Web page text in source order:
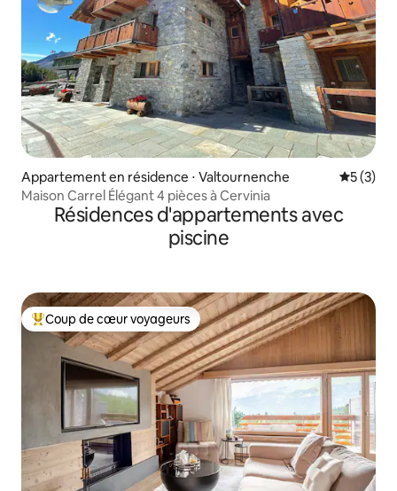
Appartement en résidence ⋅ Valtournenche
5 (3)
Maison Carrel Élégant 4 pièces à Cervinia
Résidences d'appartements avec
piscine
Coups de cœur voyageurs les plus appréciés
Coup de cœur voyageurs